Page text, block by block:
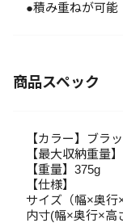
●積み重ねが可能
商品スペック
【カラー】ブラ
【最大収納重量
【重量】375g
【仕様】
サイズ（幅×奥行
内寸(幅×奥行×高